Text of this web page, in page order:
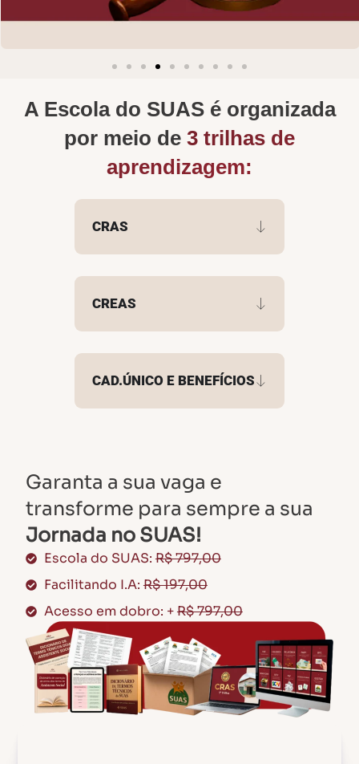
A Escola do SUAS é organizada
por meio de 3 trilhas de
aprendizagem:
CRAS
CREAS
CAD.ÚNICO E BENEFÍCIOS
Escola do SUAS: R$ 797,00
Facilitando I.A: R$ 197,00
Acesso em dobro: +R$ 797,00
Garanta a sua vaga e
transforme para sempre a sua
Jornada no SUAS!